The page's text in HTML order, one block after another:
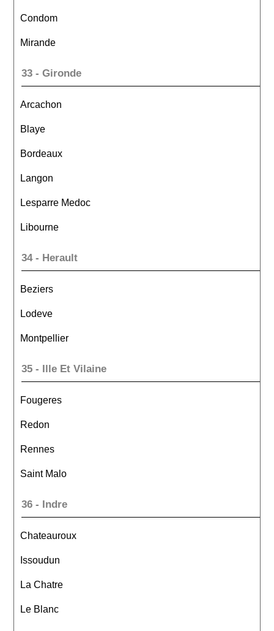
Condom
Mirande
33 - Gironde
Arcachon
Blaye
Bordeaux
Langon
Lesparre Medoc
Libourne
34 - Herault
Beziers
Lodeve
Montpellier
35 - Ille Et Vilaine
Fougeres
Redon
Rennes
Saint Malo
36 - Indre
Chateauroux
Issoudun
La Chatre
Le Blanc